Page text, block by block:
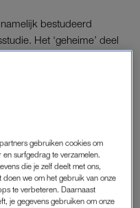
bestudeerd
Het ‘geheime’ deel
nadat twee van de drie
Die ontmoeting volgde
op de universiteit
die hij nog nooit had
diezelfde universiteit had
die dus in de eerste
lieten hem weten dat
gebruiken cookies om
surfgedrag te verzamelen.
die je zelf deelt met ons,
doen we om het gebruik van onze
te verbeteren. Daarnaast
je gegevens gebruiken om onze